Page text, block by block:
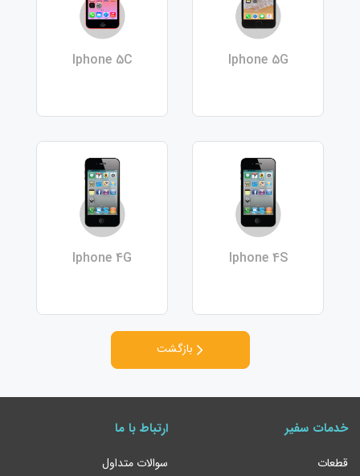
Iphone 5G
Iphone 5C
Iphone 4S
Iphone 4G
خدمات سفیر
قطعات
ارتباط با ما
سوالات متداول